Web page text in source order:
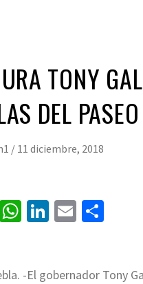
TONY
DEL
/ 11 diciembre, 2018
Twitter
WhatsApp
LinkedIn
Email
-El gobernador Tony